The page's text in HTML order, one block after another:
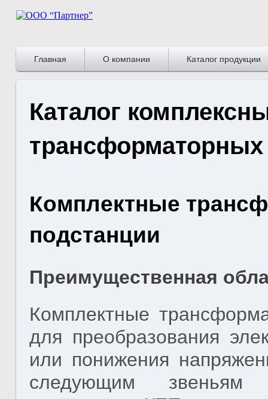
Главная О компании Каталог продукции
Каталог
Комплектные
подстанции
Преимущественная
Комплектные
для преобразования
или понижения
следующим звеньям